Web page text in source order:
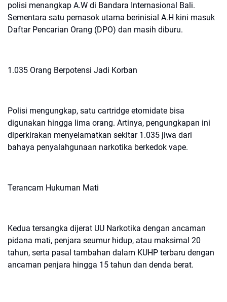
polisi menangkap A.W di Bandara Internasional Bali.
Sementara satu pemasok utama berinisial A.H kini masuk
Daftar Pencarian Orang (DPO) dan masih diburu.
‎1.035 Orang Berpotensi Jadi Korban
‎Polisi mengungkap, satu cartridge etomidate bisa
digunakan hingga lima orang. Artinya, pengungkapan ini
diperkirakan menyelamatkan sekitar 1.035 jiwa dari
bahaya penyalahgunaan narkotika berkedok vape.
‎Terancam Hukuman Mati
‎Kedua tersangka dijerat UU Narkotika dengan ancaman
pidana mati, penjara seumur hidup, atau maksimal 20
tahun, serta pasal tambahan dalam KUHP terbaru dengan
ancaman penjara hingga 15 tahun dan denda berat.